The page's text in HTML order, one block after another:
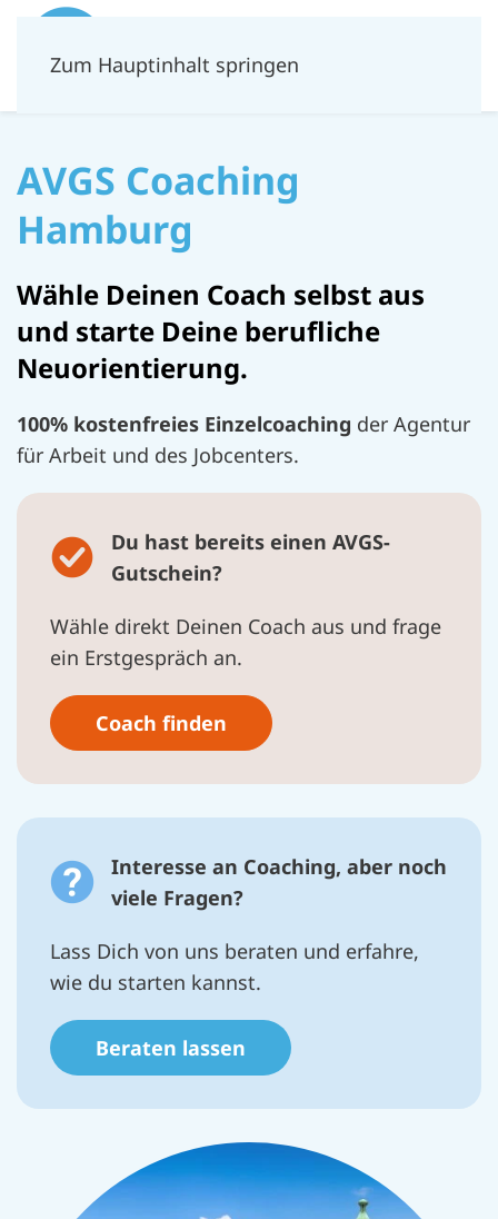
Zum Hauptinhalt springen
AVGS Coaching
Hamburg
Wähle Deinen Coach selbst aus
und starte Deine berufliche
Neuorientierung.
100% kostenfreies Einzelcoaching der Agentur
für Arbeit und des Jobcenters.
Du hast bereits einen AVGS-
Gutschein?
Wähle direkt Deinen Coach aus und frage
ein Erstgespräch an.
Coach finden
Interesse an Coaching, aber noch
viele Fragen?
Lass Dich von uns beraten und erfahre,
wie du starten kannst.
Beraten lassen